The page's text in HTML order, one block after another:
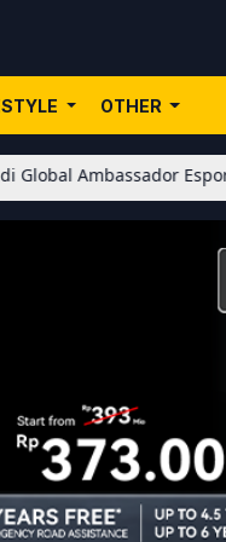
OTHER
Esports World